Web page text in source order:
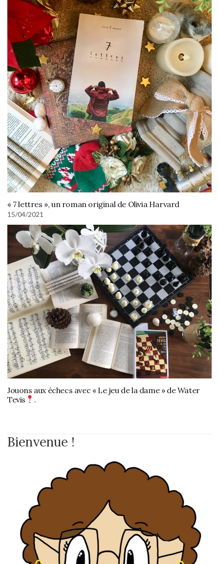
« 7 lettres », un roman original de Olivia Harvard
15/04/2021
Jouons aux échecs avec « Le jeu de la dame » de Water
Tevis
.
Bienvenue !